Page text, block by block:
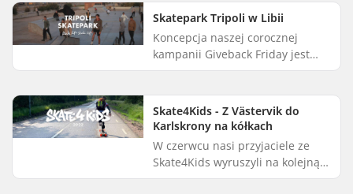
majowyc...
Skatepark Tripoli w Libii
Koncepcja naszej corocznej
kampanii Giveback Friday jest
prosta: oddajemy część naszych
niesamowitą pracę Make Life
Skate Life ...
Skate4Kids - Z Västervik do
Karlskrony na kółkach
W czerwcu nasi przyjaciele ze
Skate4Kids wyruszyli na kolejną
długodystansową przygodę